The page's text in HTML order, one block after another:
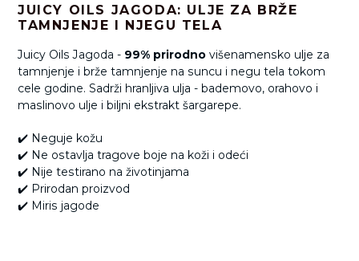
JUICY OILS JAGODA: ULJE ZA BRŽE
TAMNJENJE I NJEGU TELA
Juicy Oils Jagoda - 99% prirodno višenamensko ulje za
tamnjenje i brže tamnjenje na suncu i negu tela tokom
cele godine. Sadrži hranljiva ulja - bademovo, orahovo i
maslinovo ulje i biljni ekstrakt šargarepe.
✔️ Neguje kožu
✔️ Ne ostavlja tragove boje na koži i odeći
✔️ Nije testirano na životinjama
✔️ Prirodan proizvod
✔️ Miris jagode